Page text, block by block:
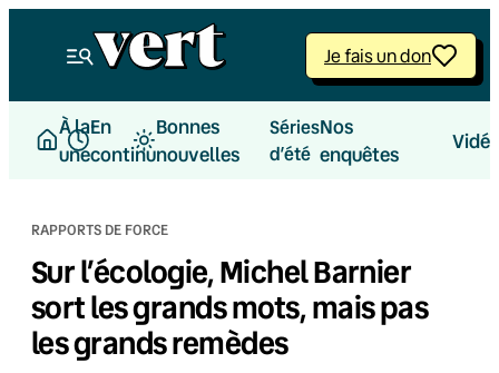
Je fais un don
À la
une
En
continu
Bonnes
nouvelles
Séries
d’été
Nos
enquêtes
RAPPORTS DE FORCE
Sur l’écologie, Michel Barnier
sort les grands mots, mais pas
les grands remèdes